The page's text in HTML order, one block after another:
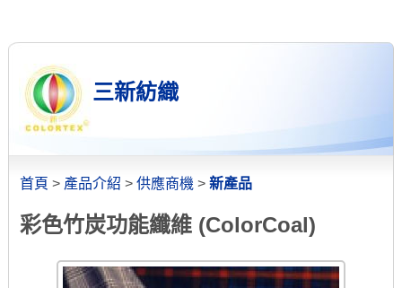
三新紡織
首頁 > 產品介紹 > 供應商機 > 新產品
彩色竹炭功能纖維 (ColorCoal)